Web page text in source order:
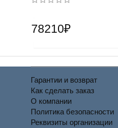
78210₽
Гарантии и возврат
Как сделать заказ
О компании
Политика безопасности
Реквизиты организации